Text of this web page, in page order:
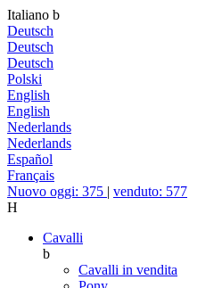
Italiano b
Deutsch
Deutsch
Deutsch
Polski
English
English
Nederlands
Nederlands
Español
Français
Nuovo oggi: 375 | venduto: 577
H
Cavalli
b
Cavalli in vendita